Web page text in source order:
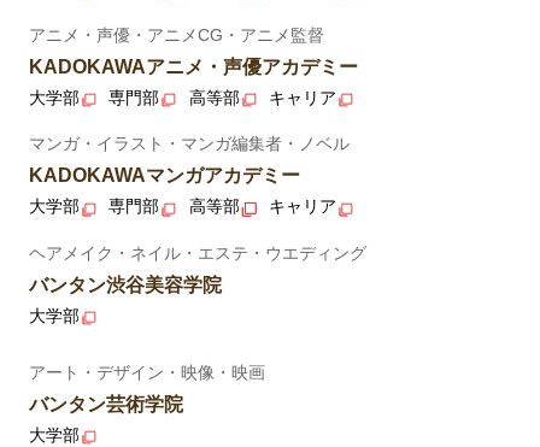
アニメ・声優・アニメCG・アニメ監督
KADOKAWAアニメ・声優アカデミー
大学部 専門部 高等部 キャリア
マンガ・イラスト・マンガ編集者・ノベル
KADOKAWAマンガアカデミー
大学部 専門部 高等部 キャリア
ヘアメイク・ネイル・エステ・ウエディング
バンタン渋谷美容学院
大学部
アート・デザイン・映像・映画
バンタン芸術学院
大学部